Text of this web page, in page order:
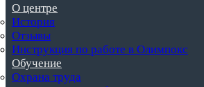
О центре
История
Отзывы
Инструкция по работе в Олимпокс
Обучение
Охрана труда